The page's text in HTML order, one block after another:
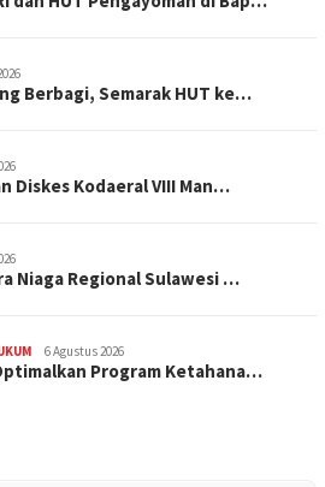
Berbagi, Semarak HUT ke…
Diskes Kodaeral VIII Man…
Niaga Regional Sulawesi …
6 Agustus 2026
Program Ketahana…